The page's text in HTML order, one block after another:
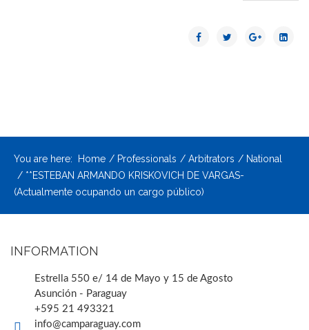
You are here: Home Professionals Arbitrators
National
**ESTEBAN ARMANDO KRISKOVICH DE VARGAS-
(Actualmente ocupando un cargo público)
INFORMATION
Estrella 550 e/ 14 de Mayo y 15 de Agosto
Asunción - Paraguay
+595 21 493321
info@camparaguay.com